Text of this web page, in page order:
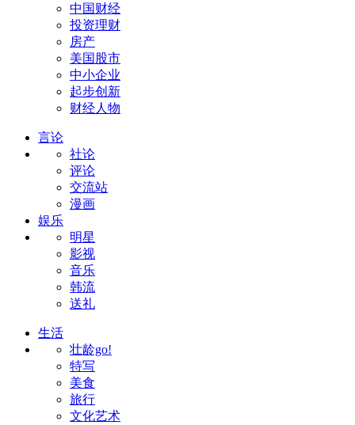
中国财经
投资理财
房产
美国股市
中小企业
起步创新
财经人物
言论
社论
评论
交流站
漫画
娱乐
明星
影视
音乐
韩流
送礼
生活
壮龄go!
特写
美食
旅行
文化艺术